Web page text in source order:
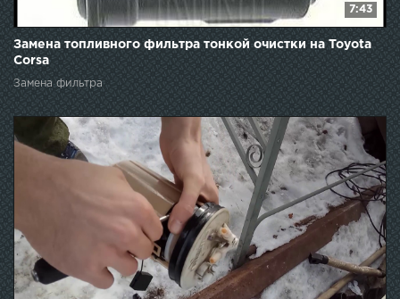
7:43
Замена топливного фильтра тонкой очистки на Toyota
Corsa
Замена фильтра